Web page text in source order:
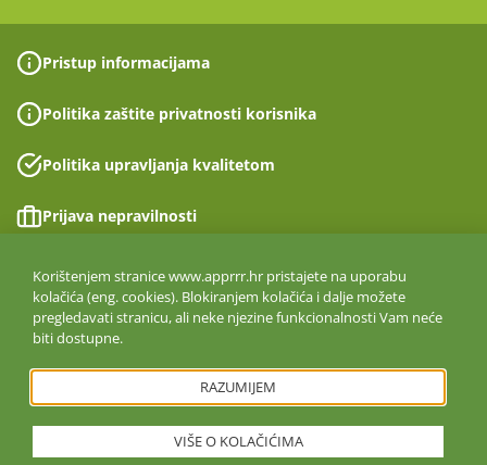
Pristup informacijama
Politika zaštite privatnosti korisnika
Politika upravljanja kvalitetom
Prijava nepravilnosti
Izjava o pristupačnosti
Politika informacijske sigurnosti
ISO 27001:2022
Copyright © 2026. Agencija za plaćanja u poljoprivredi, ribarstvu i
Korištenjem stranice www.apprrr.hr pristajete na uporabu
kolačića (eng. cookies). Blokiranjem kolačića i dalje možete
pregledavati stranicu, ali neke njezine funkcionalnosti Vam neće
biti dostupne.
RAZUMIJEM
VIŠE O KOLAČIĆIMA